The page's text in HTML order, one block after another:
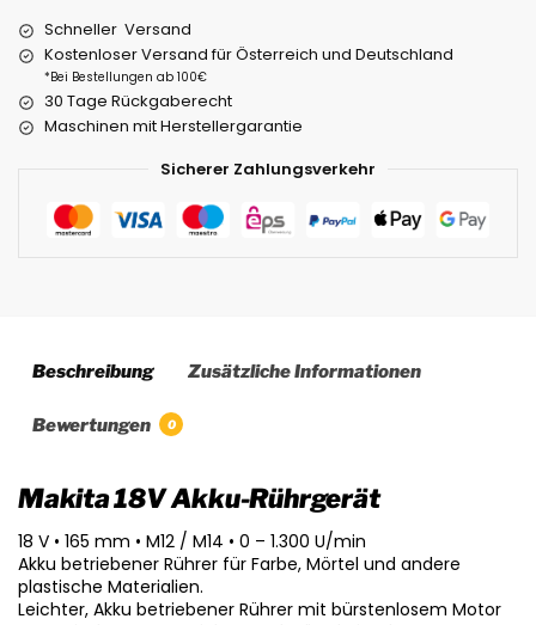
Schneller Versand
Kostenloser Versand für Österreich und Deutschland
*Bei Bestellungen ab 100€
30 Tage Rückgaberecht
Maschinen mit Herstellergarantie
Sicherer Zahlungsverkehr
Beschreibung Zusätzliche Informationen
Bewertungen 0
Makita 18V Akku-Rührgerät
18 V • 165 mm • M12 / M14 • 0 – 1.300 U/min
Akku betriebener Rührer für Farbe, Mörtel und andere
plastische Materialien.
Leichter, Akku betriebener Rührer mit bürstenlosem Motor